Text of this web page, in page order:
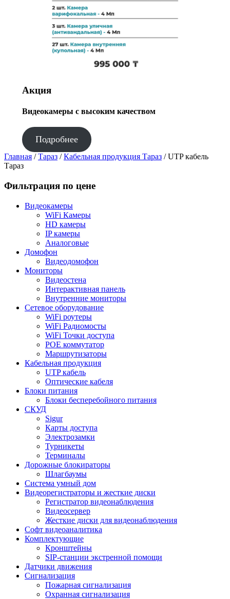
Акция
Видеокамеры с высоким качеством
Подробнее
Главная /Тараз /Кабельная продукция Тараз / UTP кабель
Тараз
Фильтрация по цене
Видеокамеры
WiFi Камеры
HD камеры
IP камеры
Аналоговые
Домофон
Видеодомофон
Мониторы
Видеостена
Интерактивная панель
Внутренние мониторы
Сетевое оборудование
WiFi роутеры
WiFi Радиомосты
WiFi Точки доступа
POE коммутатор
Маршрутизаторы
Кабельная продукция
UTP кабель
Оптические кабеля
Блоки питания
Блоки бесперебойного питания
СКУД
Sigur
Карты доступа
Электрозамки
Турникеты
Терминалы
Дорожные блокираторы
Шлагбаумы
Cистема умный дом
Видеорегистраторы и жесткие диски
Регистратор видеонаблюдения
Видеосервер
Жесткие диски для видеонаблюдения
Софт видеоаналитика
Комплектующие
Кронштейны
SIP-станции экстренной помощи
Датчики движения
Сигнализация
Пожарная сигнализация
Охранная сигнализация